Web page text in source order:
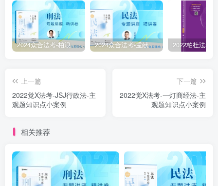
2024众合法考-柏浪涛刑法-精讲卷pdf电子版（附视频1-76全） 2024众合法考-孟献贵民法-精讲卷.pdf
上一篇
2022觉X法考-JSJ行政法-主
观题知识点小案例
下一篇
2022觉X法考-一灯商经法-主
观题知识点小案例
相关推荐